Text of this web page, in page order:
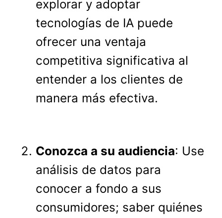
explorar y adoptar
tecnologías de IA puede
ofrecer una ventaja
competitiva significativa al
entender a los clientes de
manera más efectiva.
Conozca a su audiencia: Use
análisis de datos para
conocer a fondo a sus
consumidores; saber quiénes